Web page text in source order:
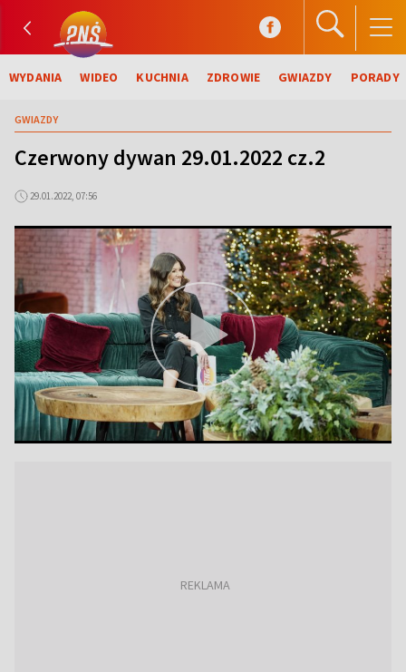
WYDANIA WIDEO KUCHNIA ZDROWIE GWIAZDY PORADY
GWIAZDY
Czerwony dywan 29.01.2022 cz.2
29.01.2022, 07:56